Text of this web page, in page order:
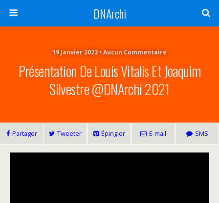
DNArchi
19 Janvier 2022 • Aucun Commentaire
Présentation De Louis Vitalis Et Joaquim
Silvestre @DNArchi 2021
Partager Tweeter Épingler E-mail SMS